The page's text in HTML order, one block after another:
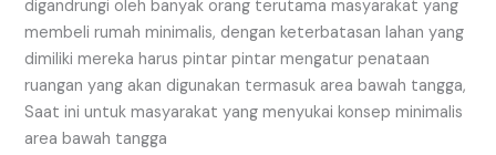
digandrungi oleh banyak orang terutama masyarakat yang
membeli rumah minimalis, dengan keterbatasan lahan yang
dimiliki mereka harus pintar pintar mengatur penataan
ruangan yang akan digunakan termasuk area bawah tangga,
Saat ini untuk masyarakat yang menyukai konsep minimalis
area bawah tangga